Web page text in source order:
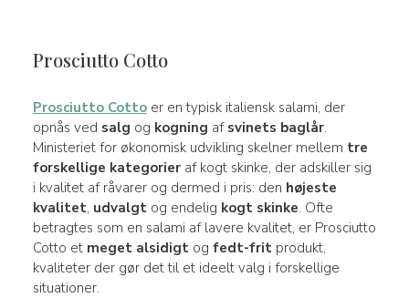
Prosciutto Cotto
Prosciutto Cottoer en typisk italiensk salami, der
opnås ved salg og kogning af svinets baglår.
Ministeriet for økonomisk udvikling skelner mellem tre
forskellige kategorieraf kogt skinke, der adskiller sig
i kvalitet af råvarer og dermed i pris: den højeste
kvalitet, udvalgtog endelig kogt skinke. Ofte
betragtes som en salami af lavere kvalitet, er Prosciutto
Cotto et meget alsidigtog fedt-fritprodukt,
kvaliteter der gør det til et ideelt valg i forskellige
situationer.